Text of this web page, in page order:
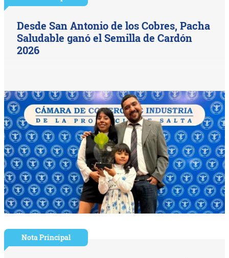
Desde San Antonio de los Cobres, Pacha
Saludable ganó el Semilla de Cardón
2026
Nota Principal